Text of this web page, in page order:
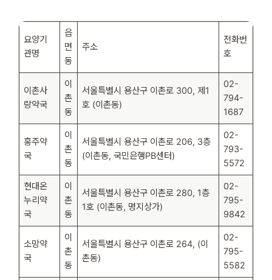
요양기
관명
읍
면
동
주소
전화번
호
이촌사
랑약국
이
촌
동
서울특별시 용산구 이촌로 300, 제1
호 (이촌동)
02-
794-
1687
홍주약
국
이
촌
동
서울특별시 용산구 이촌로 206, 3층
(이촌동, 국민은행PB센터)
02-
793-
5572
현대온
누리약
국
이
촌
동
서울특별시 용산구 이촌로 280, 1층
1호 (이촌동, 명지상가)
02-
795-
9842
소망약
국
이
촌
동
서울특별시 용산구 이촌로 264, (이
촌동)
02-
795-
5582